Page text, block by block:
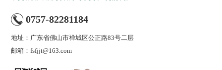
0757-82281184
地址：广东省佛山市禅城区公正路83号二层
邮箱：fsfjjt@163.com